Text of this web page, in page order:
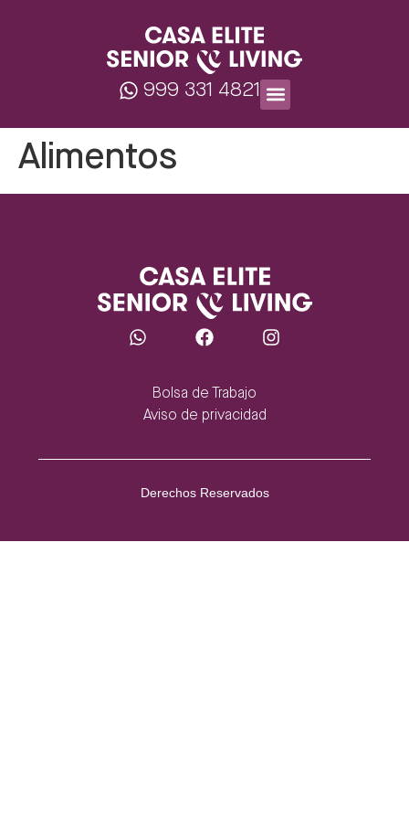
999 331 4821
Alimentos
Bolsa de Trabajo
Aviso de privacidad
Derechos Reservados